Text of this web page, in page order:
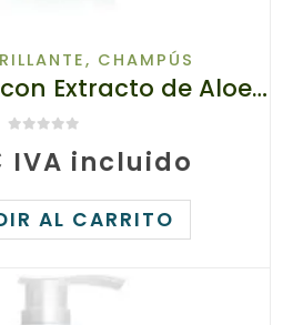
, CHAMPÚS
20117 Champú con Extracto de Aloe Vera , TIANDE , 200g
IVA incluido
AL CARRITO